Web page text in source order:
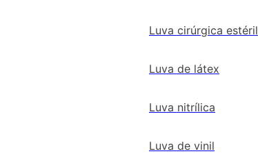
Luva cirúrgica estéril
Luva de látex
Luva nitrílica
Luva de vinil